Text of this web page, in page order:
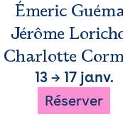
Émeric
Jérôme
Charlotte
13→ 17 janv.
Réserver